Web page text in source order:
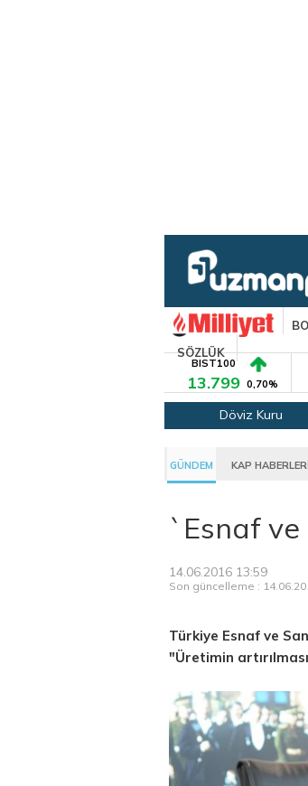
SÖZLÜK
BIST100
13.799 0,70%
Döviz Kuru
GÜNDEM KAP
`Esnaf
14.06.2016 13:59
Son güncelleme :
Türkiye Esnaf ve
"Üretimin